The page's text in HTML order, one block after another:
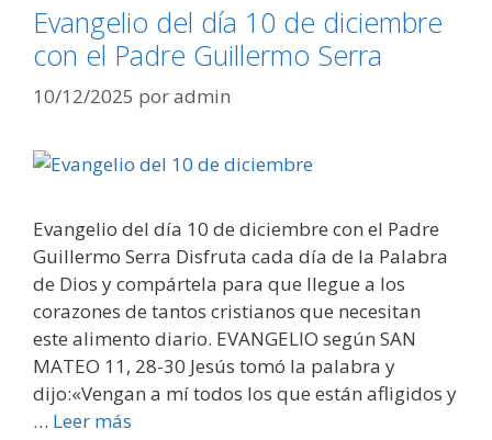
Evangelio del día 10 de diciembre
con el Padre Guillermo Serra
10/12/2025 poradmin
Evangelio del día 10 de diciembre con el Padre
Guillermo Serra Disfruta cada día de la Palabra
de Dios y compártela para que llegue a los
corazones de tantos cristianos que necesitan
este alimento diario. EVANGELIO según SAN
MATEO 11, 28-30 Jesús tomó la palabra y
dijo:«Vengan a mí todos los que están afligidos y
… Leer más